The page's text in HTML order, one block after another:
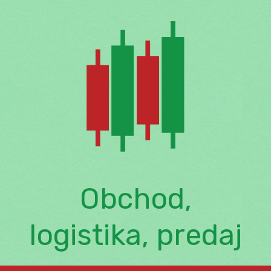
Obchod,
logistika, predaj